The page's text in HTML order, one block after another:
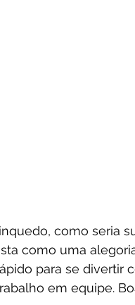
como seria
como uma
para se divertir
em equipe.